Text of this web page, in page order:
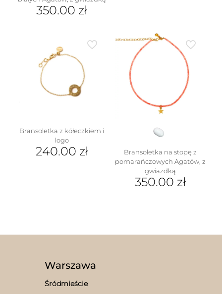
350.00 zł
Bransoletka z kółeczkiem i
logo
240.00 zł
Bransoletka na stopę z
pomarańczowych Agatów, z
gwiazdką
350.00 zł
Warszawa
Śródmieście